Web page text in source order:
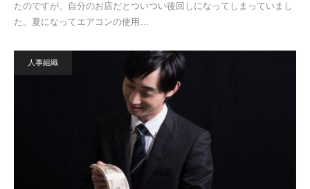
たのですが、自分のお店だとついつい後回しになってしまっていまし
た。夏になってエアコンの使用…
人事組織